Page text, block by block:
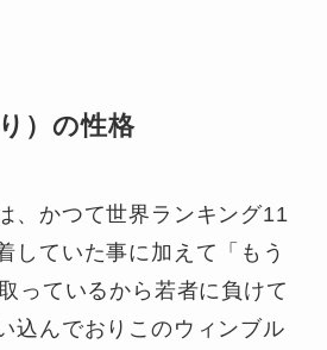
）の性格
、かつて世界ランキング11
していた事に加えて「もう
っているから若者に負けて
込んでおりこのウィンブル